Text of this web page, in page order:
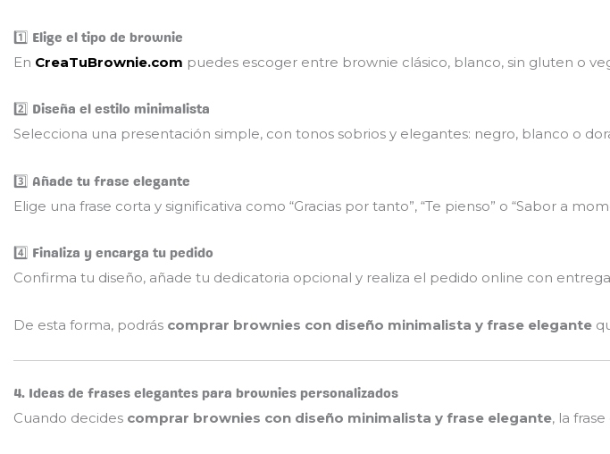
1️⃣ Elige el tipo de brownie
En CreaTuBrownie.com puedes escoger entre brownie clásico, blanco, sin gluten o
2️⃣ Diseña el estilo minimalista
Selecciona una presentación simple, con tonos sobrios y elegantes: negro, blanco o
3️⃣ Añade tu frase elegante
Elige una frase corta y significativa como “Gracias por tanto”, “Te pienso” o “Sabor a
4️⃣ Finaliza y encarga tu pedido
Confirma tu diseño, añade tu dedicatoria opcional y realiza el pedido online con
De esta forma, podrás comprar brownies con diseño minimalista y frase elegante
4. Ideas de frases elegantes para brownies personalizados
Cuando decides comprar brownies con diseño minimalista y frase elegante, la